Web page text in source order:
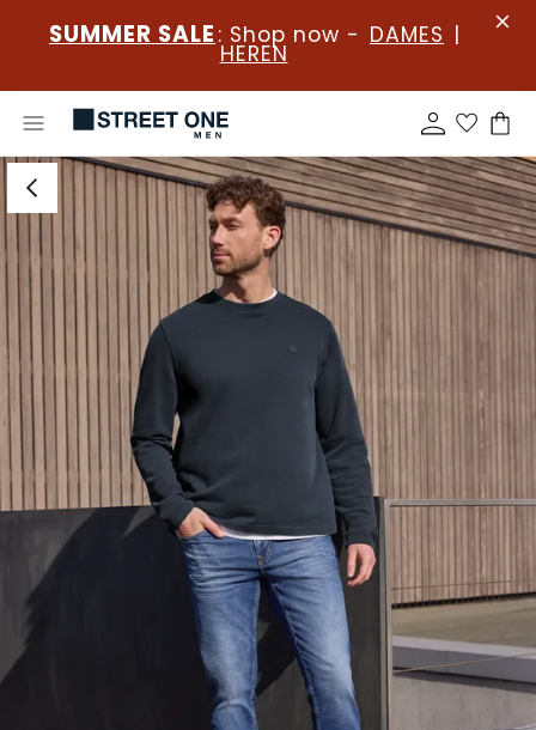
SUMMER SALE : Shop now - DAMES |
HEREN